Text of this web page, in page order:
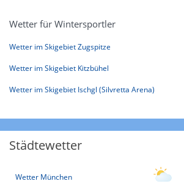
Wetter für Wintersportler
Wetter im Skigebiet Zugspitze
Wetter im Skigebiet Kitzbühel
Wetter im Skigebiet Ischgl (Silvretta Arena)
Städtewetter
Wetter München